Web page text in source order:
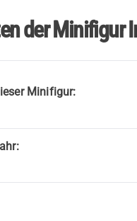
der Minifigur
Minifigur: